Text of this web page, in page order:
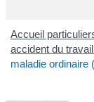
Accueil
accident du
maladie ordinaire